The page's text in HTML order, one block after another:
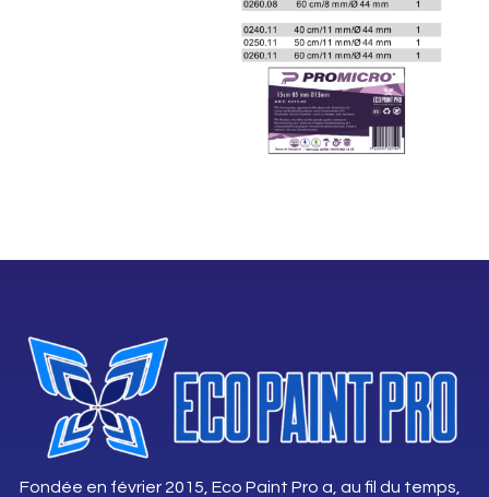
Fondée en février 2015, Eco Paint Pro a, au fil du temps,